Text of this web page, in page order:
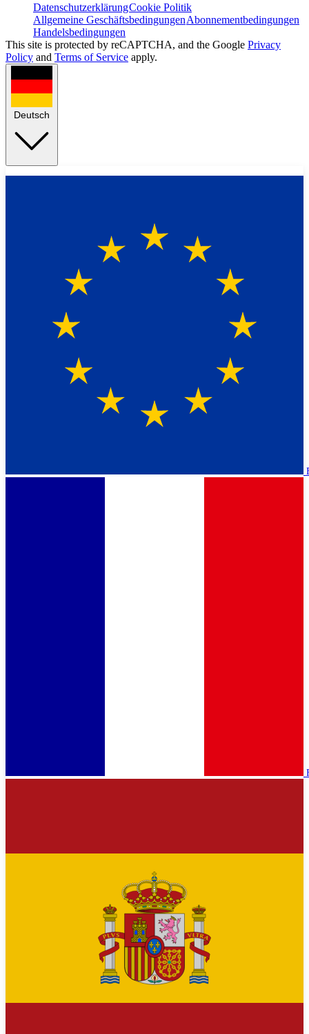
DatenschutzerklärungCookie Politik
Allgemeine GeschäftsbedingungenAbonnementbedingungen
Handelsbedingungen
This site is protected by reCAPTCHA, and the Google Privacy
Policy and Terms of Service apply.
Deutsch